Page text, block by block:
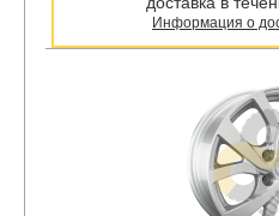
Информация о